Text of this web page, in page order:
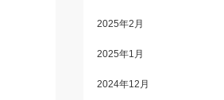
2025年2月
2025年1月
2024年12月